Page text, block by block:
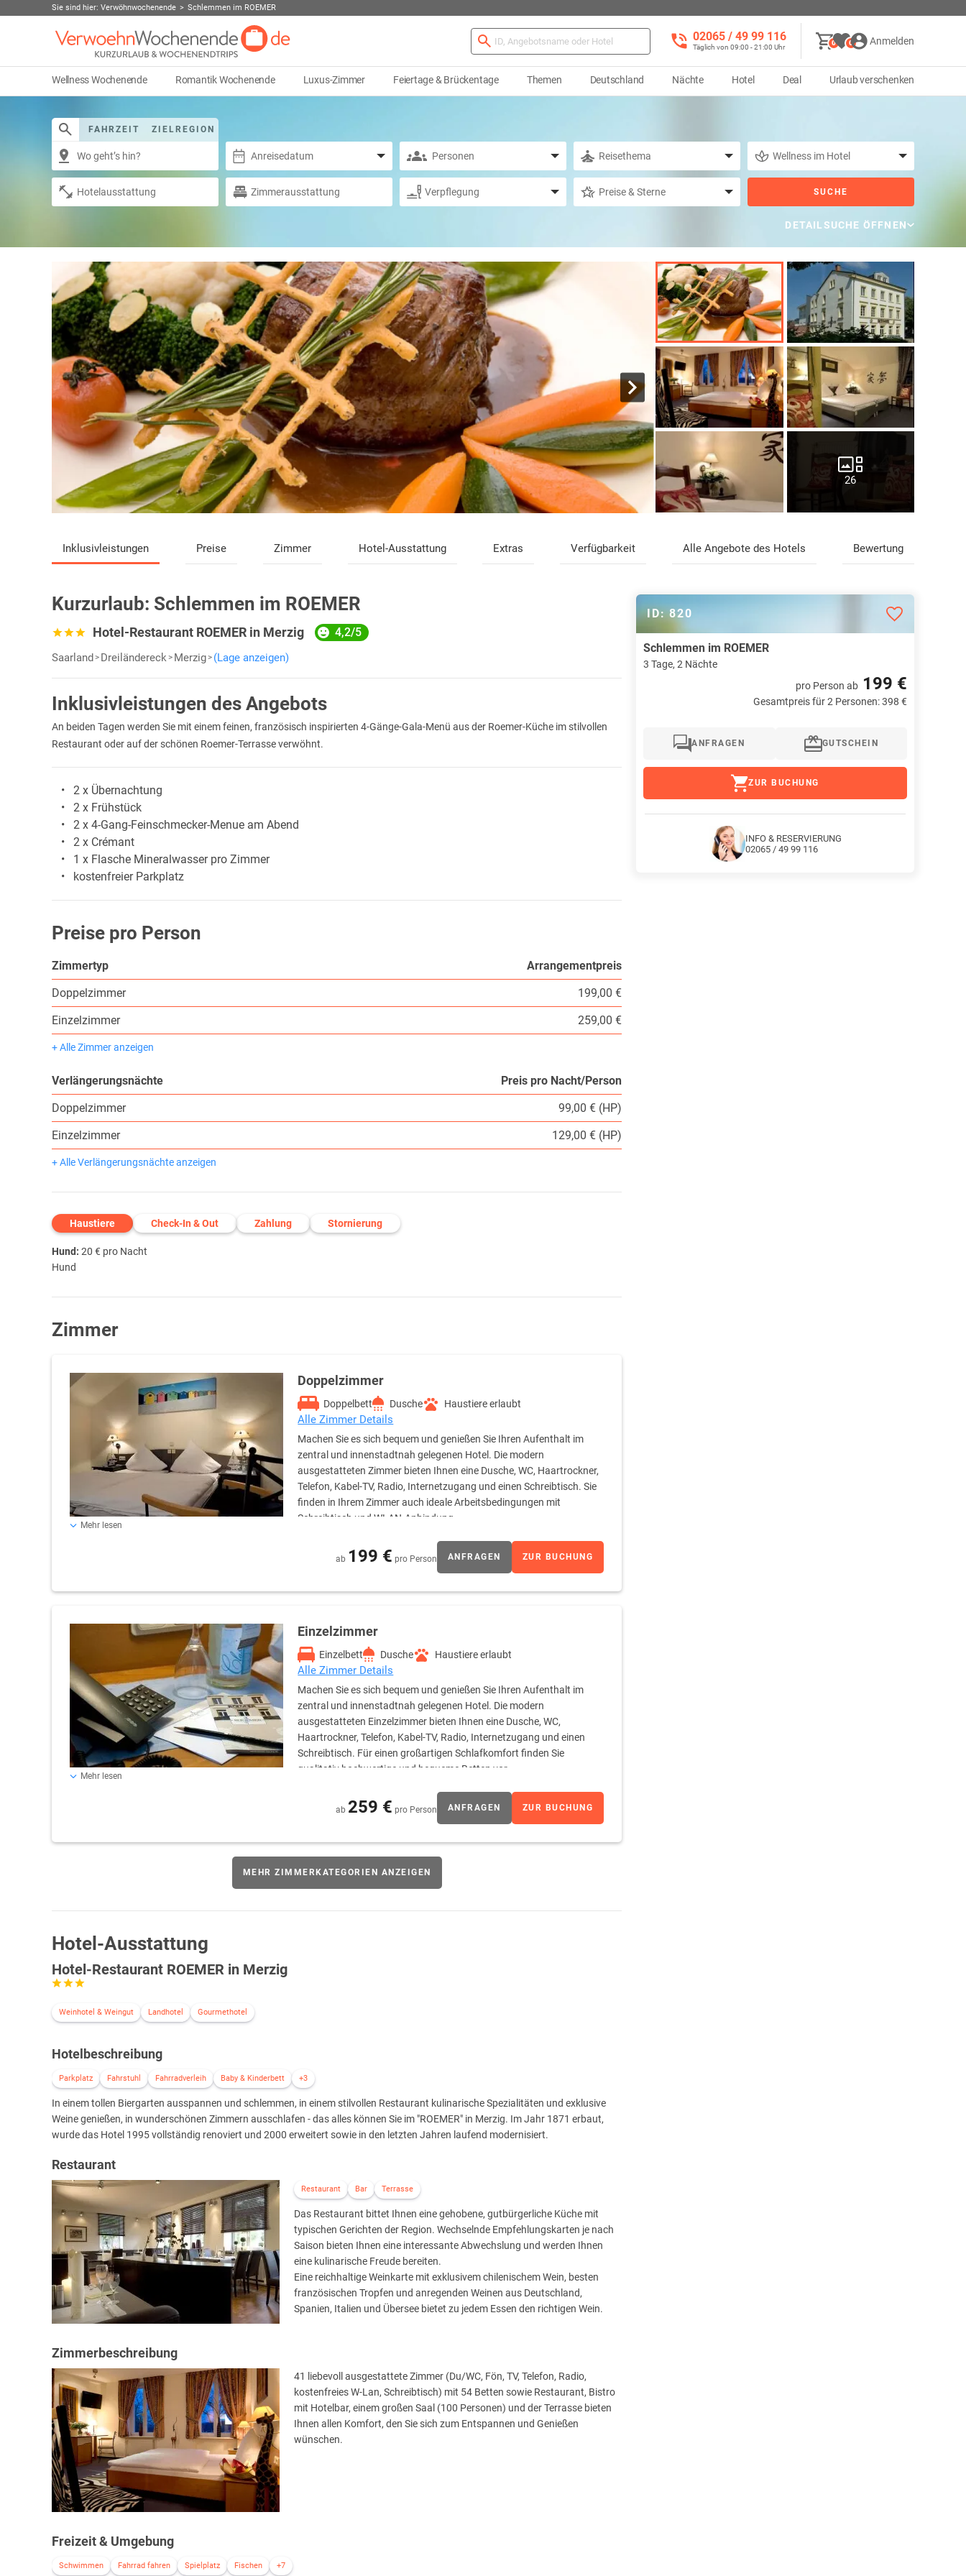
Sie sind hier: Verwöhnwochenende Schlemmen im ROEMER
02065 / 49 ‌99 116
Täglich von 09:00 - 21:00 Uhr
0 0 Anmelden
Wellness Wochenende Romantik Wochenende Luxus-Zimmer Feiertage & Brückentage Themen Deutschland Nächte Hotel Deal Urlaub verschenken
FAHRZEIT ZIELREGION
SUCHE
DETAILSUCHE ÖFFNEN
26
Inklusivleistungen Preise Zimmer Hotel-Ausstattung Extras Verfügbarkeit Alle Angebote des Hotels Bewertung
Kurzurlaub: Schlemmen im ROEMER
Hotel-Restaurant ROEMER in Merzig 4,2/5
Saarland Dreiländereck Merzig (Lage anzeigen)
Inklusivleistungen des Angebots
An beiden Tagen werden Sie mit einem feinen, französisch inspirierten 4-Gänge-Gala-Menü aus der Roemer-Küche im stilvollen
Restaurant oder auf der schönen Roemer-Terrasse verwöhnt.
2 x Übernachtung
2 x Frühstück
2 x 4-Gang-Feinschmecker-Menue am Abend
2 x Crémant
1 x Flasche Mineralwasser pro Zimmer
kostenfreier Parkplatz
Preise pro Person
Zimmertyp
Arrangementpreis
Doppelzimmer
199,00 €
Einzelzimmer
259,00 €
+ Alle Zimmer anzeigen
Verlängerungsnächte
Preis pro Nacht/Person
Doppelzimmer
99,00 € (HP)
Einzelzimmer
129,00 € (HP)
+ Alle Verlängerungsnächte anzeigen
Haustiere Check-In & Out Zahlung Stornierung
Hund: 20 € pro Nacht
Hund
Zimmer
Doppelzimmer
Doppelbett Dusche Haustiere erlaubt
Alle Zimmer Details
Machen Sie es sich bequem und genießen Sie Ihren Aufenthalt im
zentral und innenstadtnah gelegenen Hotel. Die modern
ausgestatteten Zimmer bieten Ihnen eine Dusche, WC, Haartrockner,
Telefon, Kabel-TV, Radio, Internetzugang und einen Schreibtisch. Sie
finden in Ihrem Zimmer auch ideale Arbeitsbedingungen mit
Schreibtisch und WLAN-Anbindung.
Mehr lesen
ab 199 € pro Person ANFRAGEN ZUR BUCHUNG
Einzelzimmer
Einzelbett Dusche Haustiere erlaubt
Alle Zimmer Details
Machen Sie es sich bequem und genießen Sie Ihren Aufenthalt im
zentral und innenstadtnah gelegenen Hotel. Die modern
ausgestatteten Einzelzimmer bieten Ihnen eine Dusche, WC,
Haartrockner, Telefon, Kabel-TV, Radio, Internetzugang und einen
Schreibtisch. Für einen großartigen Schlafkomfort finden Sie
qualitativ hochwertige und bequeme Betten vor.
Mehr lesen
ab 259 € pro Person ANFRAGEN ZUR BUCHUNG
MEHR ZIMMERKATEGORIEN ANZEIGEN
Hotel-Ausstattung
Hotel-Restaurant ROEMER in Merzig
Weinhotel & Weingut Landhotel Gourmethotel
Hotelbeschreibung
Parkplatz Fahrstuhl Fahrradverleih Baby & Kinderbett +3
In einem tollen Biergarten ausspannen und schlemmen, in einem stilvollen Restaurant kulinarische Spezialitäten und exklusive
Weine genießen, in wunderschönen Zimmern ausschlafen - das alles können Sie im "ROEMER" in Merzig. Im Jahr 1871 erbaut,
wurde das Hotel 1995 vollständig renoviert und 2000 erweitert sowie in den letzten Jahren laufend modernisiert.
Restaurant
Restaurant Bar Terrasse
Das Restaurant bittet Ihnen eine gehobene, gutbürgerliche Küche mit
typischen Gerichten der Region. Wechselnde Empfehlungskarten je nach
Saison bieten Ihnen eine interessante Abwechslung und werden Ihnen
eine kulinarische Freude bereiten.
Eine reichhaltige Weinkarte mit exklusivem chilenischem Wein, besten
französischen Tropfen und anregenden Weinen aus Deutschland,
Spanien, Italien und Übersee bietet zu jedem Essen den richtigen Wein.
Zimmerbeschreibung
41 liebevoll ausgestattete Zimmer (Du/WC, Fön, TV, Telefon, Radio,
kostenfreies W-Lan, Schreibtisch) mit 54 Betten sowie Restaurant, Bistro
mit Hotelbar, einem großen Saal (100 Personen) und der Terrasse bieten
Ihnen allen Komfort, den Sie sich zum Entspannen und Genießen
wünschen.
Freizeit & Umgebung
Schwimmen Fahrrad fahren Spielplatz Fischen +7
ID: 820
Schlemmen im ROEMER
3 Tage, 2 Nächte
pro Person ab 199 €
Gesamtpreis für 2 Personen: 398 €
ANFRAGEN GUTSCHEIN
ZUR BUCHUNG
INFO & RESERVIERUNG
02065 / 49 99 116